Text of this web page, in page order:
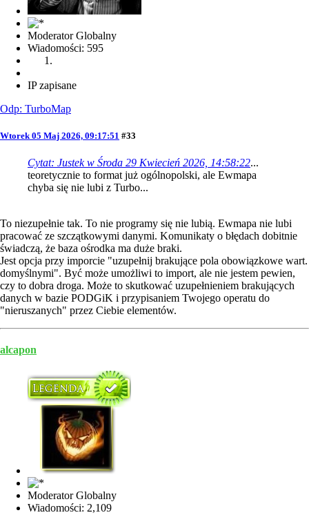
Moderator Globalny
Wiadomości: 595
IP zapisane
Odp: TurboMap
Wtorek 05 Maj 2026, 09:17:51 #33
Cytat: Justek w Środa 29 Kwiecień 2026, 14:58:22...
teoretycznie to format już ogólnopolski, ale Ewmapa
chyba się nie lubi z Turbo...
To niezupełnie tak. To nie programy się nie lubią. Ewmapa nie lubi
pracować ze szczątkowymi danymi. Komunikaty o błędach dobitnie
świadczą, że baza ośrodka ma duże braki.
Jest opcja przy imporcie "uzupełnij brakujące pola obowiązkowe wart.
domyślnymi". Być może umożliwi to import, ale nie jestem pewien,
czy to dobra droga. Może to skutkować uzupełnieniem brakujących
danych w bazie PODGiK i przypisaniem Twojego operatu do
"nieruszanych" przez Ciebie elementów.
alcapon
Moderator Globalny
Wiadomości: 2,109